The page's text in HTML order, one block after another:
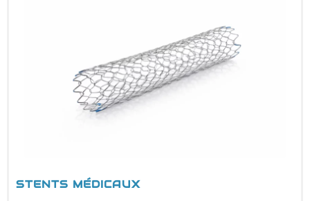
STENTS MÉDICAUX